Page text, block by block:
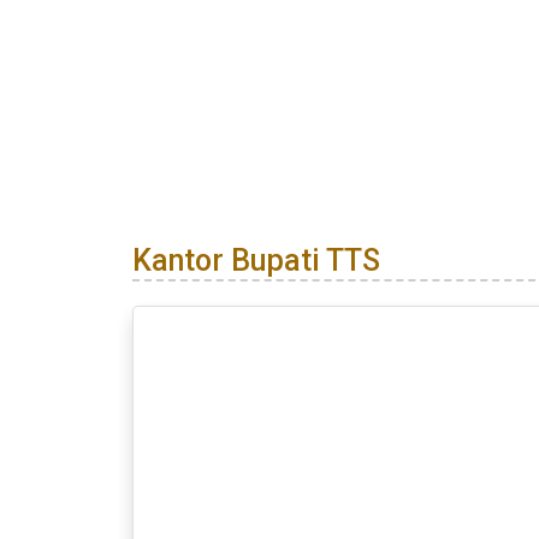
Kantor Bupati TTS